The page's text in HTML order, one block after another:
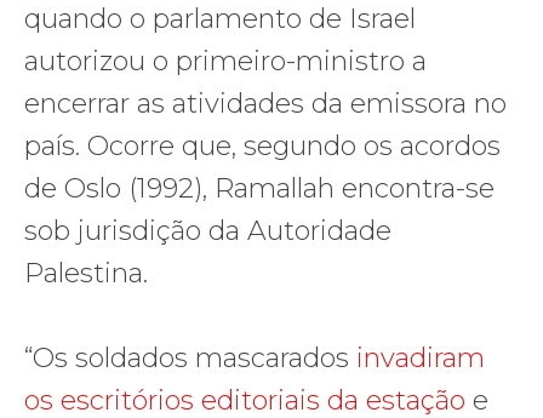
quando o parlamento de Israel
autorizou o primeiro-ministro a
encerrar as atividades da emissora no
país. Ocorre que, segundo os acordos
de Oslo (1992), Ramallah encontra-se
sob jurisdição da Autoridade
Palestina.
“Os soldados mascarados invadiram
os escritórios editoriais da estação e